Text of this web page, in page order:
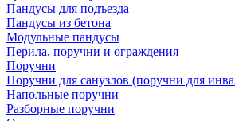
Пандусы для подъезда
Пандусы из бетона
Модульные пандусы
Перила, поручни и ограждения
Поручни
Поручни для санузлов (поручни для
Напольные поручни
Разборные поручни